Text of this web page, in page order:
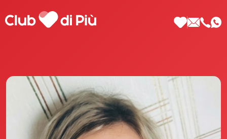
Scopri Club di Più
Le testimonianze Club di Più